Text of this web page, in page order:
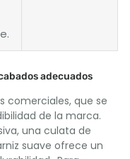
adecuados
comerciales, que se
de la marca.
una culata de
suave ofrece un